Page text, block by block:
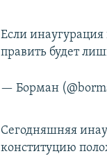
Если
править будет
— Борман
Сегодняшняя
конституцию